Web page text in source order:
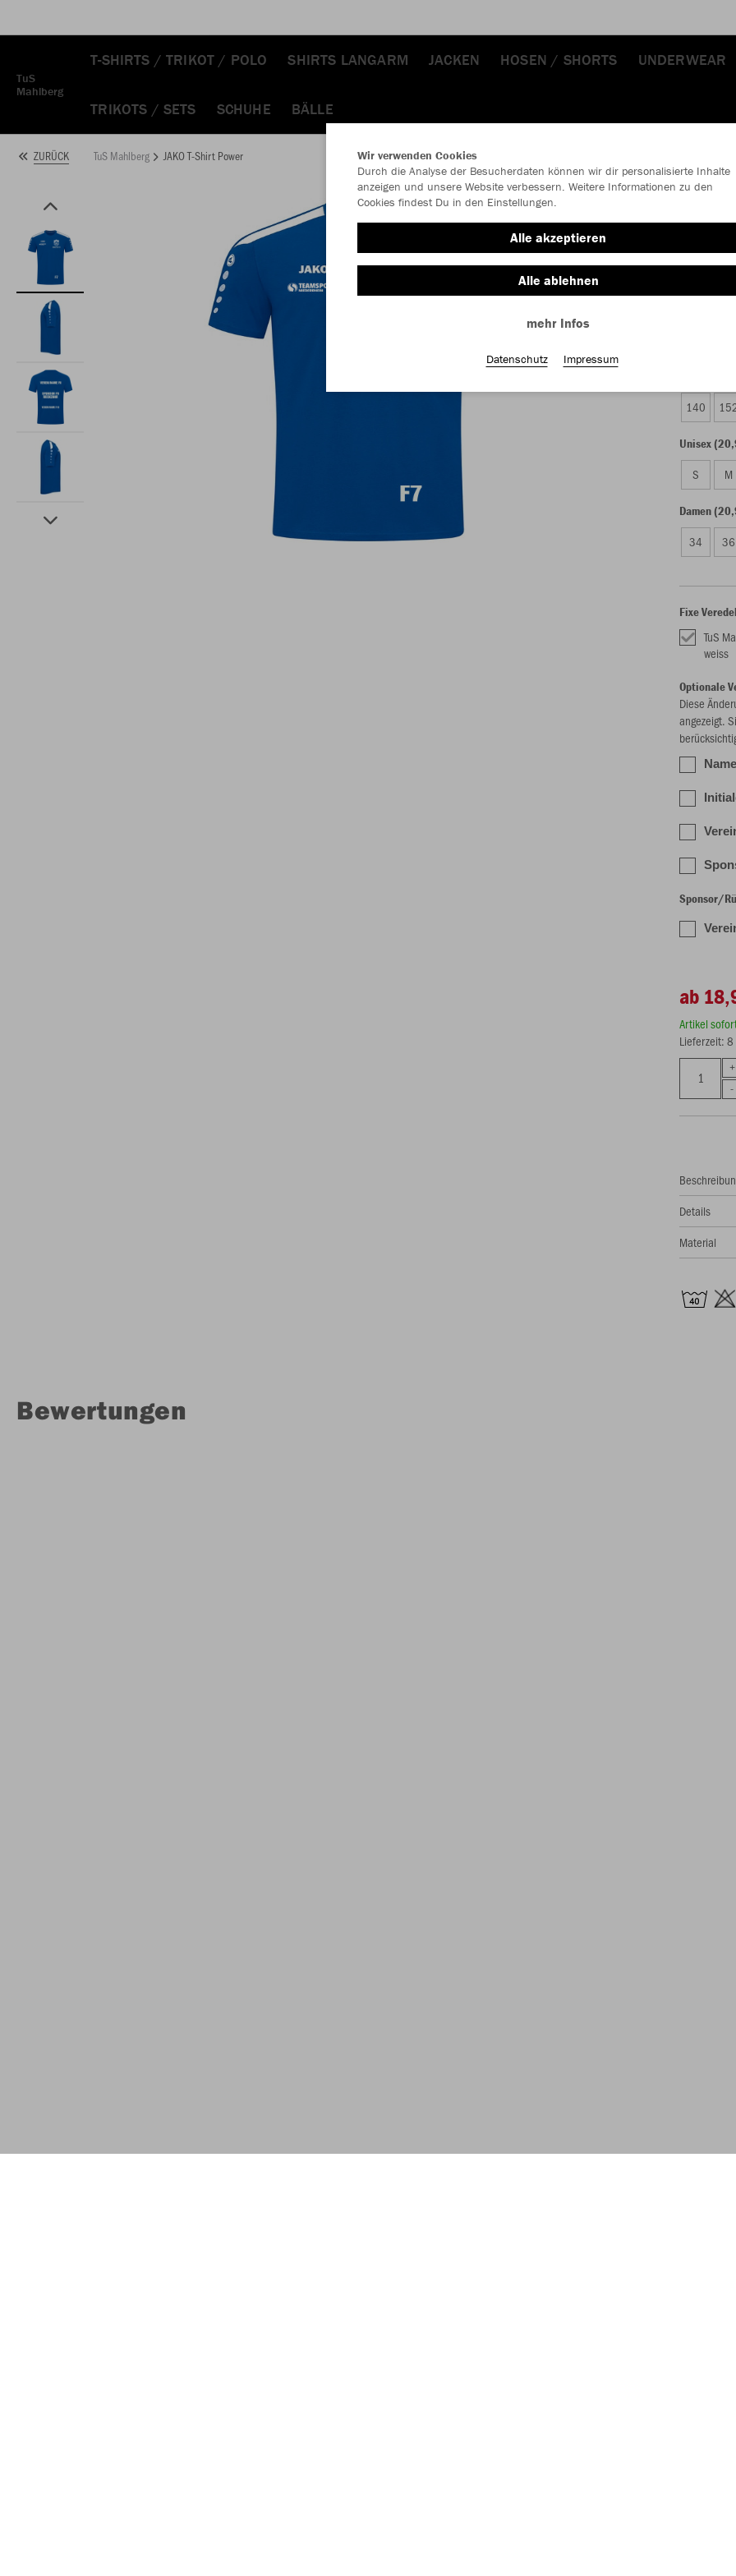
TuS
Mahlberg
T-SHIRTS / TRIKOT / POLO SHIRTS LANGARM JACKEN HOSEN / SHORTS UNDERWEAR
TRIKOTS / SETS SCHUHE BÄLLE
ZURÜCK TuS Mahlberg JAKO T-Shirt Power
140
Unisex
S M
Damen
34 36
Fixe
TuS
weiss
Optionale
Diese
angezeigt.
Sponsor/
ab
Artikel
Lieferzeit: 8
Details
Material
Bewertungen
Wir verwenden Cookies
Durch die Analyse der Besucherdaten können wir dir personalisierte Inhalte
anzeigen und unsere Website verbessern. Weitere Informationen zu den
Cookies findest Du in den Einstellungen.
Alle akzeptieren
Alle ablehnen
mehr Infos
Datenschutz Impressum